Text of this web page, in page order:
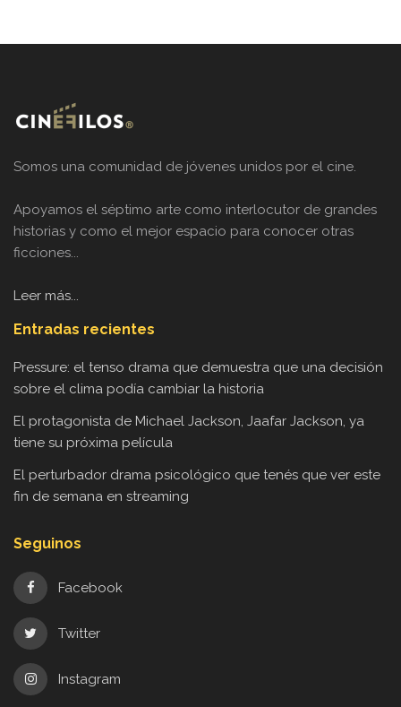
Somos una comunidad de jóvenes unidos por el cine.
Apoyamos el séptimo arte como interlocutor de grandes
historias y como el mejor espacio para conocer otras
ficciones...
Leer más...
Entradas recientes
Pressure: el tenso drama que demuestra que una decisión
sobre el clima podía cambiar la historia
El protagonista de Michael Jackson, Jaafar Jackson, ya
tiene su próxima película
El perturbador drama psicológico que tenés que ver este
fin de semana en streaming
Seguinos
Facebook
Twitter
Instagram